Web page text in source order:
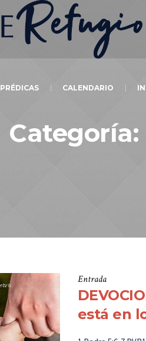
PRÉDICAS CALENDARIO
Entrada
está en